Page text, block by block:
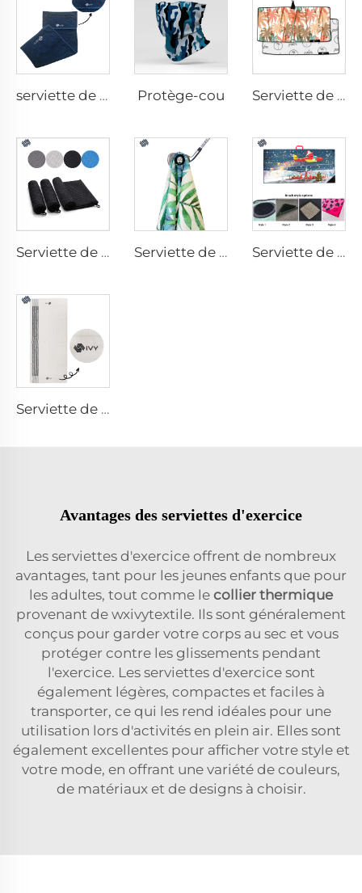
serviette de gym avec poche Protège-cou Serviette de golf imprimée
Serviette de golf en microfibres Serviette de golf magnétique Serviette de golf avec brosse
Serviette de golf caddy
Avantages des serviettes d'exercice
Les serviettes d'exercice offrent de nombreux
avantages, tant pour les jeunes enfants que pour
les adultes, tout comme le collier thermique
provenant de wxivytextile. Ils sont généralement
conçus pour garder votre corps au sec et vous
protéger contre les glissements pendant
l'exercice. Les serviettes d'exercice sont
également légères, compactes et faciles à
transporter, ce qui les rend idéales pour une
utilisation lors d'activités en plein air. Elles sont
également excellentes pour afficher votre style et
votre mode, en offrant une variété de couleurs,
de matériaux et de designs à choisir.